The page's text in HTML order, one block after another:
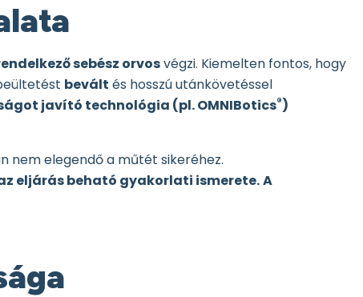
sebész orvosvégzi. Kiemelten fontos, hogy
bevált és hosszú utánkövetéssel
javító technológia (pl. OMNIBotics®)
nem elegendő a műtét sikeréhez.
eljárás beható gyakorlati ismerete.A